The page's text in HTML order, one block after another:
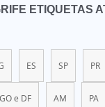
ETIQUETAS
ES SP PR
GO e DF AM PA